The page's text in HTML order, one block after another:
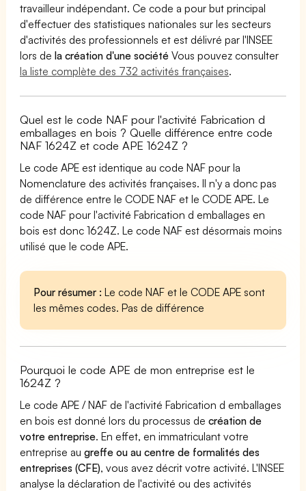
travailleur indépendant. Ce code a pour but principal
d'effectuer des statistiques nationales sur les secteurs
d'activités des professionnels et est délivré par l'INSEE
lors dela création d'une société Vous pouvez consulter
la liste complète des 732 activités françaises.
Quel est le code NAF pour l'activité Fabrication d
emballages en bois ? Quelle différence entre code
NAF 1624Z et code APE 1624Z ?
Le code APE est identique au code NAF pour la
Nomenclature des activités françaises. Il n'y a donc pas
de différence entre le CODE NAF et le CODE APE. Le
code NAF pour l'activité Fabrication d emballages en
bois est donc 1624Z. Le code NAF est désormais moins
utilisé que le code APE.
Pour résumer : Le code NAF et le CODE APE sont
les mêmes codes. Pas de différence
Pourquoi le code APE de mon entreprise est le
1624Z ?
Le code APE / NAF de l'activité Fabrication d emballages
en bois est donné lors du processus decréation de
votre entreprise. En effet, en immatriculant votre
entreprise augreffe ou au centre de formalités des
entreprises (CFE), vous avez décrit votre activité. L'INSEE
analyse la déclaration de l'activité ou des activités